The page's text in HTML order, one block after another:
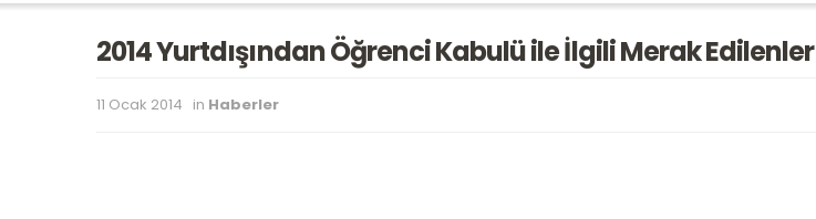
2014 Yurtdışından Öğrenci Kabulü ile İlgili Merak Edilenler
11 Ocak 2014 in Haberler